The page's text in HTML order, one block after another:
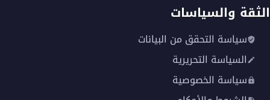
الثقة والسياسات
سياسة التحقق من البيانات
السياسة التحريرية
سياسة الخصوصية